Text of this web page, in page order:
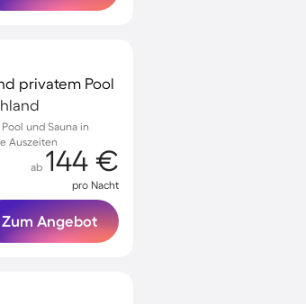
privatem Pool
und Sauna in
Auszeiten
ab 144 €
pro Nacht
Zum Angebot